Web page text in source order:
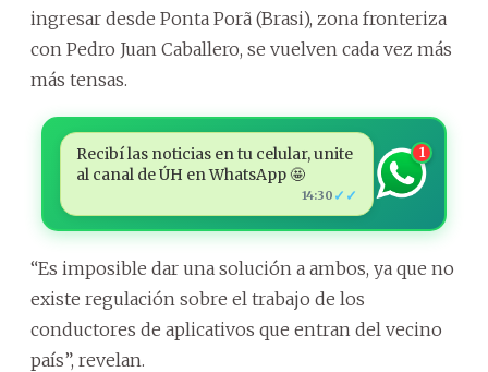
ingresar desde Ponta Porã (Brasi), zona fronteriza
con Pedro Juan Caballero, se vuelven cada vez más
más tensas.
Recibí las noticias en tu celular, unite
al canal de ÚH en WhatsApp 🤩
14:30 ✓✓
1
“Es imposible dar una solución a ambos, ya que no
existe regulación sobre el trabajo de los
conductores de aplicativos que entran del vecino
país”, revelan.